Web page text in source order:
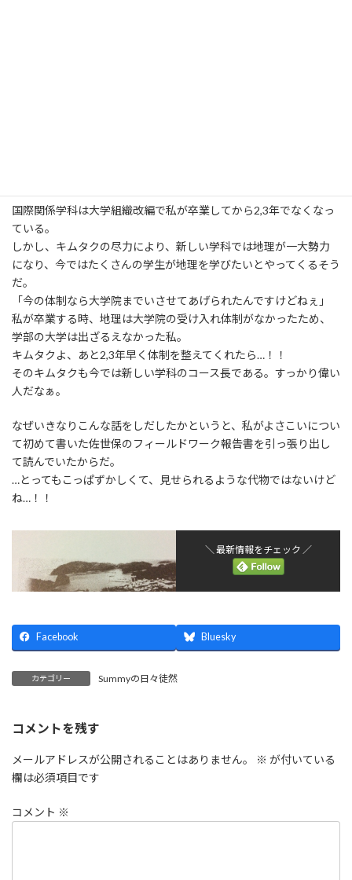
国際関係学科は大学組織改編で私が卒業してから2,3年でなくなっ
ている。
しかし、キムタクの尽力により、新しい学科では地理が一大勢力
になり、今ではたくさんの学生が地理を学びたいとやってくるそう
だ。
「今の体制なら大学院までいさせてあげられたんですけどねぇ」
私が卒業する時、地理は大学院の受け入れ体制がなかったため、
学部の大学は出ざるえなかった私。
キムタクよ、あと2,3年早く体制を整えてくれたら…！！
そのキムタクも今では新しい学科のコース長である。すっかり偉い
人だなぁ。
なぜいきなりこんな話をしだしたかというと、私がよさこいについ
て初めて書いた佐世保のフィールドワーク報告書を引っ張り出し
て読んでいたからだ。
…とってもこっぱずかしくて、見せられるような代物ではないけど
ね…！！
＼ 最新情報をチェック ／
Facebook Bluesky
カテゴリー Summyの日々徒然
コメントを残す
メールアドレスが公開されることはありません。 ※ が付いている
欄は必須項目です
コメント ※